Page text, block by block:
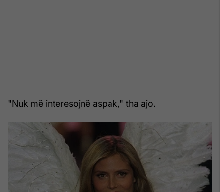
"Nuk më interesojnë aspak," tha ajo.